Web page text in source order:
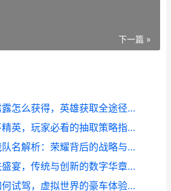
下一篇 »
**王者荣耀娜可露露怎么获得，英雄获取全途径详解**
特斯拉怎么抽和平精英，玩家必看的抽取策略指南，副标题，揭秘载具皮肤的获取之道与实战心理博弈
标题：王者荣耀战队名解析：荣耀背后的战略与情感副标题：从名称看战队的灵魂与征途
王者荣耀新春皮肤盛宴，传统与创新的数字华章副标题：龙年主题皮肤设计解析与玩家体验展望
和平精英特斯拉如何试驾，虚拟世界的豪车体验之旅副标题，电光疾驰的战术新篇章